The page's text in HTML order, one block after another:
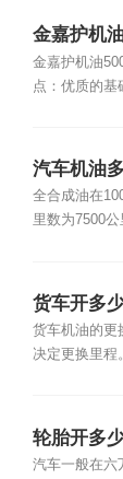
金嘉护机
金嘉护机油
点：优质的基
汽车机油
全合成油在
里数为7500
货车开多
货车机油的更
决定更换里程
轮胎开多
汽车一般在六